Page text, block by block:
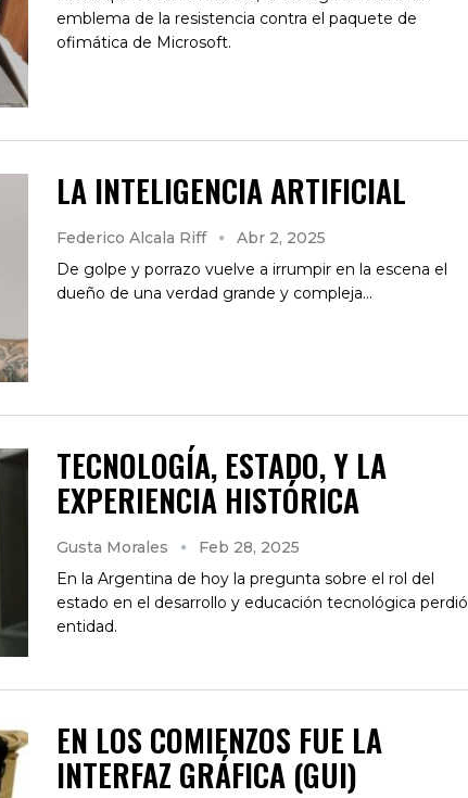
emblema de la resistencia contra el paquete de
ofimática de Microsoft.
LA INTELIGENCIA ARTIFICIAL
Federico Alcala Riff
Abr 2, 2025
De golpe y porrazo vuelve a irrumpir en la escena el
dueño de una verdad grande y compleja...
TECNOLOGÍA, ESTADO, Y LA
EXPERIENCIA HISTÓRICA
Gusta Morales
Feb 28, 2025
En la Argentina de hoy la pregunta sobre el rol del
estado en el desarrollo y educación tecnológica perdió
entidad.
EN LOS COMIENZOS FUE LA
INTERFAZ GRÁFICA (GUI)